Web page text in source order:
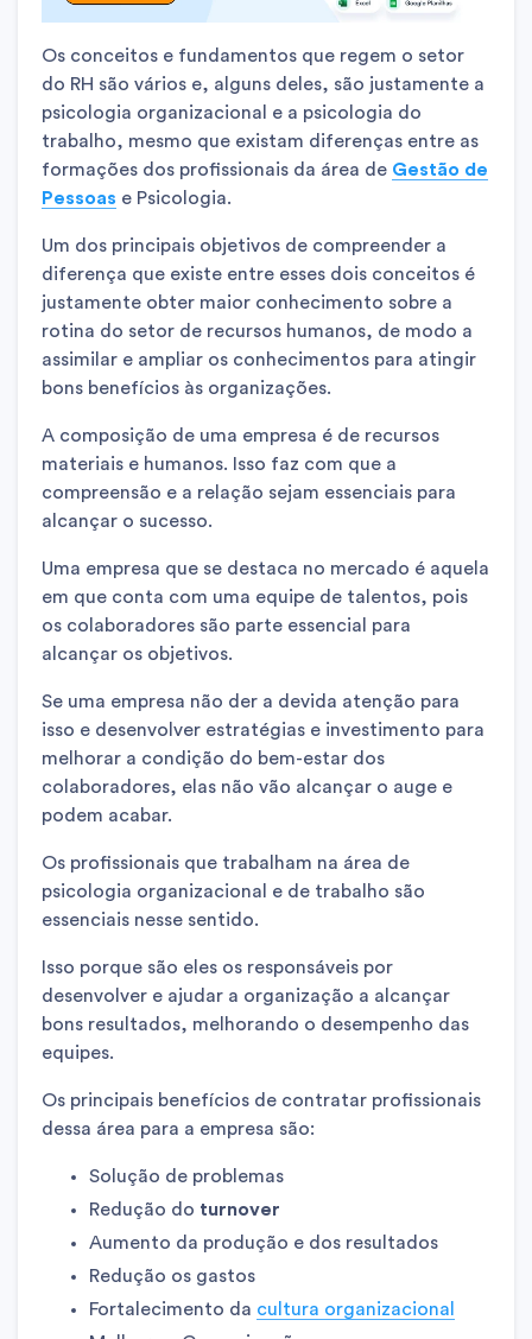
Os conceitos e fundamentos que regem o setor
do RH são vários e, alguns deles, são justamente a
psicologia organizacional e a psicologia do
trabalho, mesmo que existam diferenças entre as
formações dos profissionais da área de Gestão de
Pessoas e Psicologia.
Um dos principais objetivos de compreender a
diferença que existe entre esses dois conceitos é
justamente obter maior conhecimento sobre a
rotina do setor de recursos humanos, de modo a
assimilar e ampliar os conhecimentos para atingir
bons benefícios às organizações.
A composição de uma empresa é de recursos
materiais e humanos. Isso faz com que a
compreensão e a relação sejam essenciais para
alcançar o sucesso.
Uma empresa que se destaca no mercado é aquela
em que conta com uma equipe de talentos, pois
os colaboradores são parte essencial para
alcançar os objetivos.
Se uma empresa não der a devida atenção para
isso e desenvolver estratégias e investimento para
melhorar a condição do bem-estar dos
colaboradores, elas não vão alcançar o auge e
podem acabar.
Os profissionais que trabalham na área de
psicologia organizacional e de trabalho são
essenciais nesse sentido.
Isso porque são eles os responsáveis por
desenvolver e ajudar a organização a alcançar
bons resultados, melhorando o desempenho das
equipes.
Os principais benefícios de contratar profissionais
dessa área para a empresa são:
Solução de problemas
Redução do turnover
Aumento da produção e dos resultados
Redução os gastos
Fortalecimento da cultura organizacional